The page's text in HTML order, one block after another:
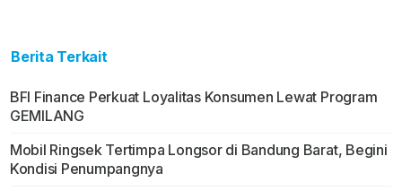
Berita Terkait
BFI Finance Perkuat Loyalitas Konsumen Lewat Program
GEMILANG
Mobil Ringsek Tertimpa Longsor di Bandung Barat, Begini
Kondisi Penumpangnya